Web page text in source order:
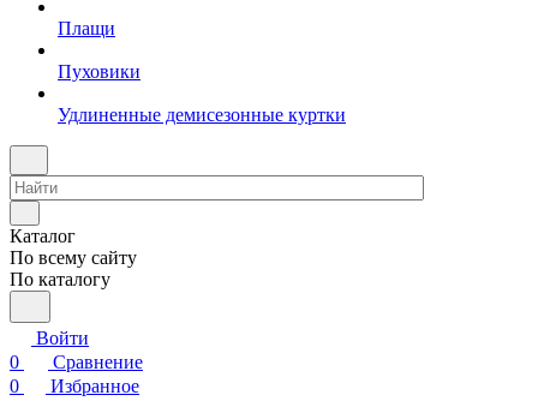
Плащи
Пуховики
Удлиненные демисезонные куртки
Каталог
По всему сайту
По каталогу
Войти
0
Сравнение
0
Избранное